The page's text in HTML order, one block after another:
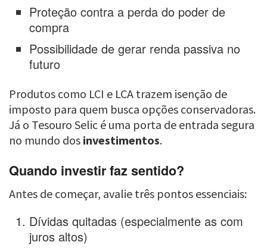
Proteção contra a perda do poder de
compra
Possibilidade de gerar renda passiva no
futuro
Produtos como LCI e LCA trazem isenção de
imposto para quem busca opções conservadoras.
Já o Tesouro Selic é uma porta de entrada segura
no mundo dos investimentos.
Quando investir faz sentido?
Antes de começar, avalie três pontos essenciais:
Dívidas quitadas (especialmente as com
juros altos)